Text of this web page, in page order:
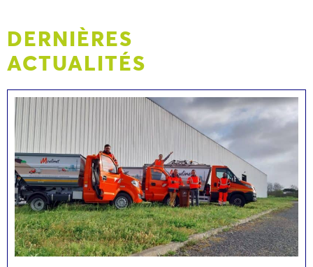
DERNIÈRES
ACTUALITÉS